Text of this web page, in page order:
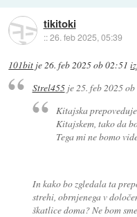
tikitoki
::26. feb 2025, 05:39
101bit je26. feb 2025 ob 02:51
Strel455je25. feb 2025
Kitajska
Kitajskem, tako da
Tega mi ne bomo
In kako bo zgledala ta
strehi, obrnjenega v
škatlice doma? Ne bom